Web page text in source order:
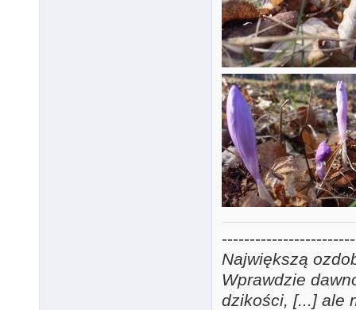
Największą
Wprawdzie
dzikości, [...] ale